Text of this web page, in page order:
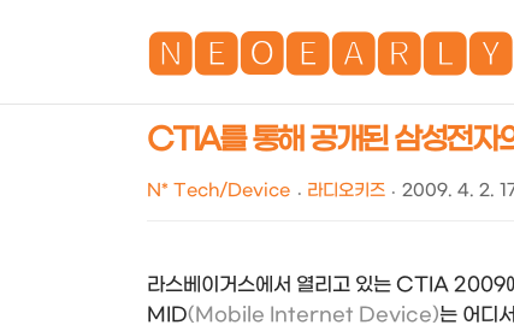
CTIA를 통해 공개된 삼성전자
N* Tech/Device 라디오키즈 2009. 4. 2.
라스베이거스에서 열리고 있는 CTIA 2009
MID(Mobile Internet Device)는 어디